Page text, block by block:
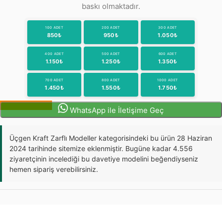
baskı olmaktadır.
100 ADET
850₺
200 ADET
950₺
300 ADET
1.050₺
400 ADET
1.150₺
500 ADET
1.250₺
600 ADET
1.350₺
700 ADET
1.450₺
800 ADET
1.550₺
1000 ADET
1.750₺
Sipariş Oluştur
WhatsApp ile İletişime Geç
Üçgen Kraft Zarflı Modeller kategorisindeki bu ürün 28 Haziran
2024 tarihinde sitemize eklenmiştir. Bugüne kadar 4.556
ziyaretçinin incelediği bu davetiye modelini beğendiyseniz
hemen sipariş verebilirsiniz.